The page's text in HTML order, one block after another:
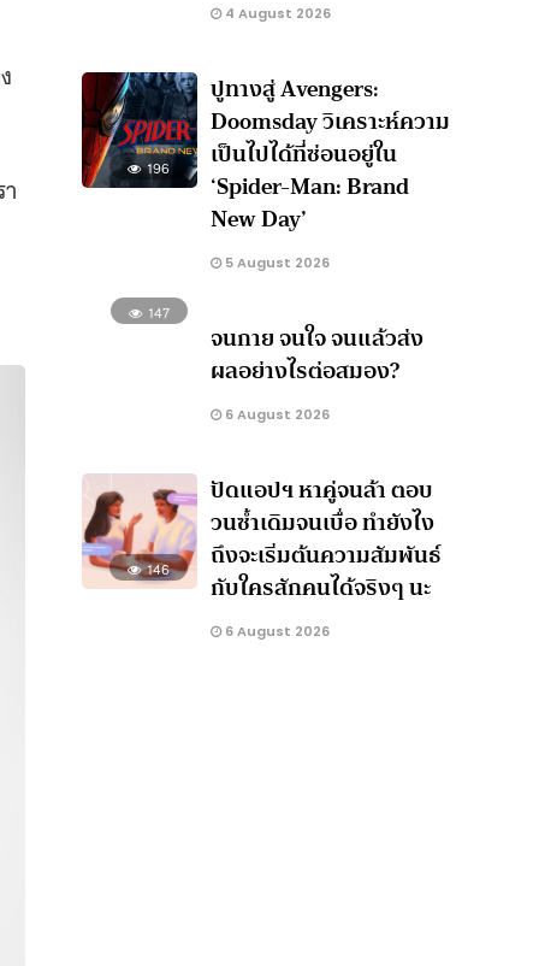
4 August 2026
196
ปูทางสู่ Avengers:
Doomsday วิเคราะห์ความ
เป็นไปได้ที่ซ่อนอยู่ใน
‘Spider-Man: Brand
New Day’
5 August 2026
147
จนกาย จนใจ จนแล้วส่ง
ผลอย่างไรต่อสมอง?
6 August 2026
146
ปัดแอปฯ หาคู่จนล้า ตอบ
วนซ้ำเดิมจนเบื่อ ทำยังไง
ถึงจะเริ่มต้นความสัมพันธ์
กับใครสักคนได้จริงๆ นะ
6 August 2026